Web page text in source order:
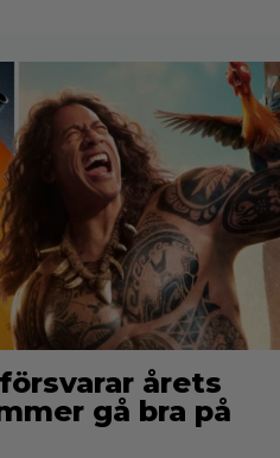
årets
gå bra på